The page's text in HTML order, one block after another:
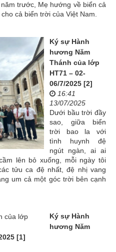
trước, Mẹ hướng về biển cả
cả biển trời của Việt Nam.
Ký sự Hành
hương Năm
Thánh của lớp
HT71 – 02-
06/7/2025 [2]
16:41
13/07/2025
Dưới bầu trời đầy
sao, giữa biển
trời bao la với
tình huynh đệ
ngút ngàn, ai ai
lên bỏ xuống, mỗi ngày tôi
tửu ca đệ nhất, đệ nhị vang
um cả một góc trời bên cạnh
Ký sự Hành
hương Năm
[1]